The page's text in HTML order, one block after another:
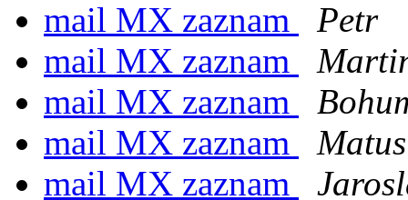
mail MX zaznam
Petr
mail MX zaznam
mail MX zaznam
mail MX zaznam
mail MX zaznam